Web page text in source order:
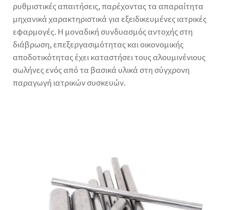
ρυθμιστικές απαιτήσεις, παρέχοντας τα απαραίτητα
μηχανικά χαρακτηριστικά για εξειδικευμένες ιατρικές
εφαρμογές. Η μοναδική συνδυασμός αντοχής στη
διάβρωση, επεξεργασιμότητας και οικονομικής
αποδοτικότητας έχει καταστήσει τους αλουμινένιους
σωλήνες ενός από τα βασικά υλικά στη σύγχρονη
παραγωγή ιατρικών συσκευών.